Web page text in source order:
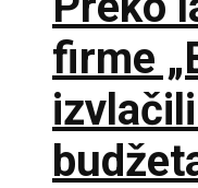
firme